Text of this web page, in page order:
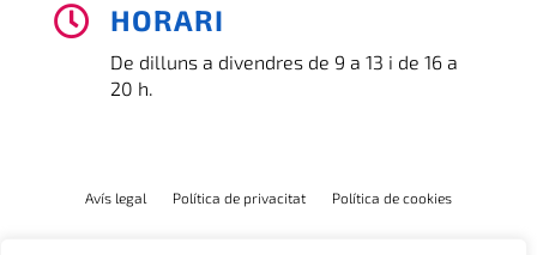
 HORARI
De dilluns a divendres de 9 a 13 i de 16 a
20 h.
Avís legal Política de privacitat Política de cookies